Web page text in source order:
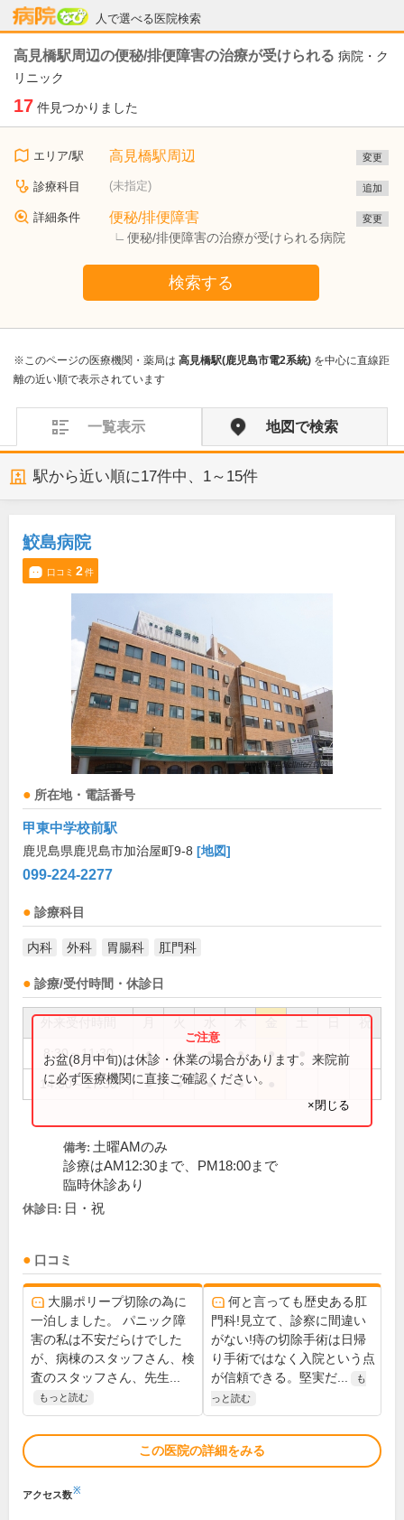
人で選べる医院検索
病院なび
高見橋駅周辺の便秘/排便障害の治療が受けられる 病院・ク
リニック
17 件見つかりました
エリア/駅 高見橋駅周辺 変更
診療科目 (未指定) 追加
詳細条件 便秘/排便障害
便秘/排便障害の治療が受けられる病院
変更
検索する
※このページの医療機関・薬局は 高見橋駅(鹿児島市電2系統) を中心に直線距
離の近い順で表示されています
一覧表示 地図で検索
駅から近い順に17件中、 1～15件
鮫島病院
口コミ 2件
所在地・電話番号
甲東中学校前駅
鹿児島県鹿児島市加治屋町9-8 [地図]
099-224-2277
診療科目
内科 外科 胃腸科 肛門科
診療/受付時間・休診日
祝
8:30～11:30 ● ● ● ● ●
14:00～17:30 ● ● ● ●
お盆(8月中旬)は休診・休業の場合があります。来院前
に必ず医療機関に直接ご確認ください。
×閉じる
備考: 土曜AMのみ
診療はAM12:30まで、PM18:00まで
臨時休診あり
休診日: 日・祝
口コミ
大腸ポリープ切除の為に
一泊しました。 パニック障
害の私は不安だらけでした
が、病棟のスタッフさん、検
査のスタッフさん、先生...
もっと読む
何と言っても歴史ある肛
門科!見立て、診察に間違い
がない!痔の切除手術は日帰
り手術ではなく入院という点
が信頼できる。堅実だ...
も
っと読む
この医院の詳細をみる
アクセス数※